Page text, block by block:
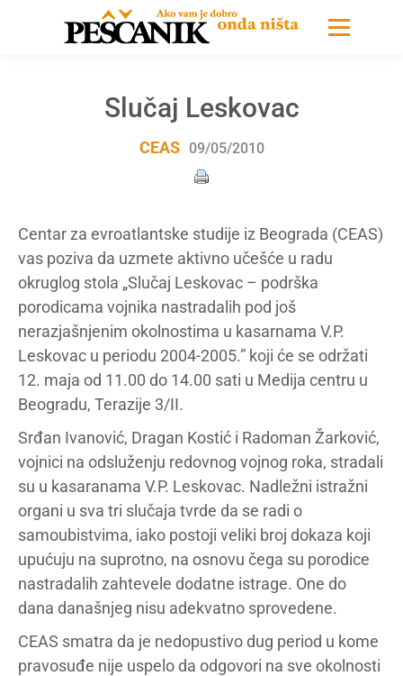
Slučaj Leskovac
CEAS 09/05/2010
Centar za evroatlantske studije iz Beograda (CEAS)
vas poziva da uzmete aktivno učešće u radu
okruglog stola „Slučaj Leskovac – podrška
porodicama vojnika nastradalih pod još
nerazjašnjenim okolnostima u kasarnama V.P.
Leskovac u periodu 2004-2005.” koji će se održati
12. maja od 11.00 do 14.00 sati u Medija centru u
Beogradu, Terazije 3/II.
Srđan Ivanović, Dragan Kostić i Radoman Žarković,
vojnici na odsluženju redovnog vojnog roka, stradali
su u kasaranama V.P. Leskovac. Nadležni istražni
organi u sva tri slučaja tvrde da se radi o
samoubistvima, iako postoji veliki broj dokaza koji
upućuju na suprotno, na osnovu čega su porodice
nastradalih zahtevele dodatne istrage. One do
dana današnjeg nisu adekvatno sprovedene.
CEAS smatra da je nedopustivo dug period u kome
pravosuđe nije uspelo da odgovori na sve okolnosti